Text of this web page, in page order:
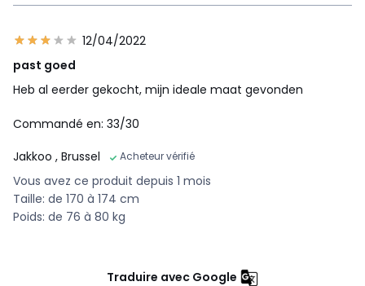
12/04/2022
past goed
Heb al eerder gekocht, mijn ideale maat gevonden
Commandé en: 33/30
Jakkoo , Brussel Acheteur vérifié
Vous avez ce produit depuis 1 mois
Taille: de 170 à 174 cm
Poids: de 76 à 80 kg
Traduire avec Google